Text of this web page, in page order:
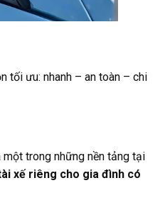
tối ưu: nhanh – an toàn – chi
một trong những nền tảng tại
xế riêng cho gia đình có